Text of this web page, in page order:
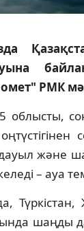
РМК
облысты,
және
– ауа
шаңды